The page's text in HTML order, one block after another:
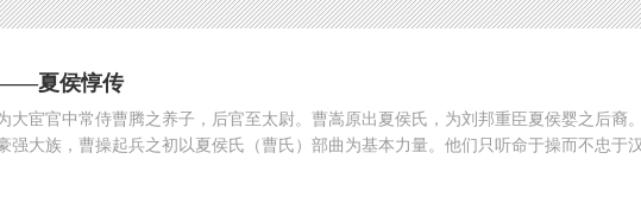
夏侯惇传
大宦官中常侍曹腾之养子，后官至太尉。曹嵩原出夏侯氏，为刘邦重臣夏侯婴之后裔
强大族，曹操起兵之初以夏侯氏（曹氏）部曲为基本力量。他们只听命于操而不忠于汉